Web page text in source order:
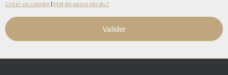
Créer un compte | Mot de passe perdu ?
Valider